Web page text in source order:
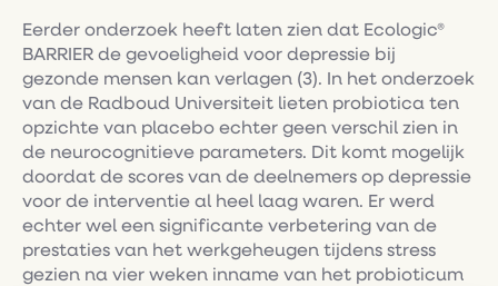
Eerder onderzoek heeft laten zien dat Ecologic®
BARRIER de gevoeligheid voor depressie bij
gezonde mensen kan verlagen (3). In het onderzoek
van de Radboud Universiteit lieten probiotica ten
opzichte van placebo echter geen verschil zien in
de neurocognitieve parameters. Dit komt mogelijk
doordat de scores van de deelnemers op depressie
voor de interventie al heel laag waren. Er werd
echter wel een significante verbetering van de
prestaties van het werkgeheugen tijdens stress
gezien na vier weken inname van het probioticum